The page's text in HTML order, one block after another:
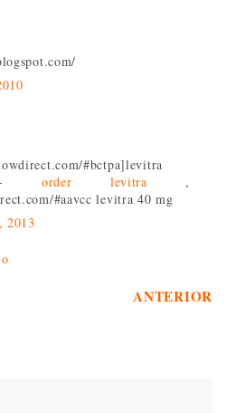
#bctpa]levitra
- order levitra ,
#aavcc levitra 40 mg
2013
ANTERIOR